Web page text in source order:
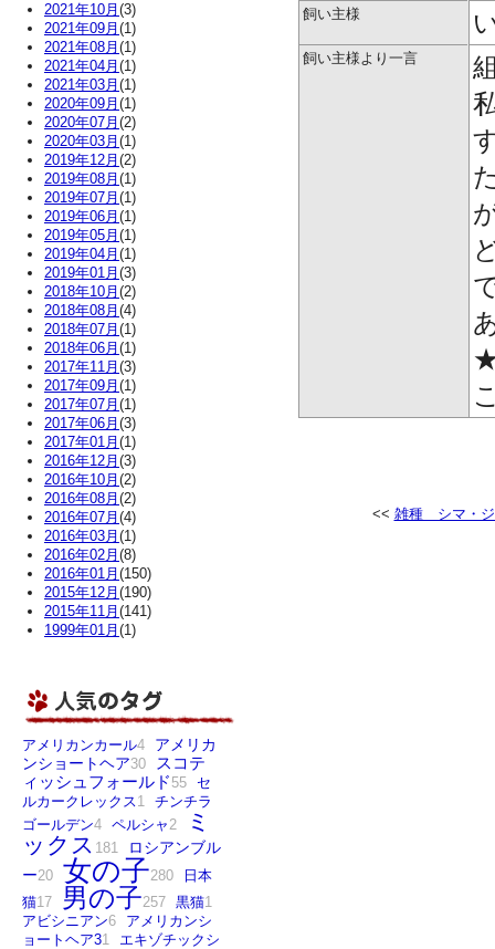
飼い主様
飼い主様より一言
雑種 シマ・ジ
2021年10月 (3)
2021年09月 (1)
2021年08月 (1)
2021年04月 (1)
2021年03月 (1)
2020年09月 (1)
2020年07月 (2)
2020年03月 (1)
2019年12月 (2)
2019年08月 (1)
2019年07月 (1)
2019年06月 (1)
2019年05月 (1)
2019年04月 (1)
2019年01月 (3)
2018年10月 (2)
2018年08月 (4)
2018年07月 (1)
2018年06月 (1)
2017年11月 (3)
2017年09月 (1)
2017年07月 (1)
2017年06月 (3)
2017年01月 (1)
2016年12月 (3)
2016年10月 (2)
2016年08月 (2)
2016年07月 (4)
2016年03月 (1)
2016年02月 (8)
2016年01月 (150)
2015年12月 (190)
2015年11月 (141)
1999年01月 (1)
アメリカンカール4
アメリカ
ンショートヘア30
スコテ
ィッシュフォールド 55
セ
ルカークレックス1 チンチラ
ゴールデン4 ペルシャ2
ミ
ックス 181
ロシアンブル
ー20 女の子280
日本
猫17 男の子257 黒猫1
アビシニアン6
アメリカンシ
ョートヘア31
エキゾチックシ